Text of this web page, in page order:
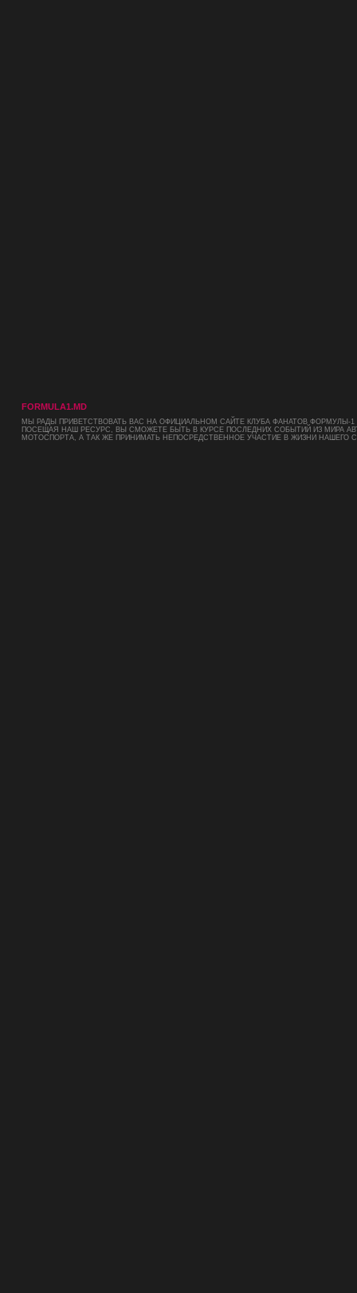
FORMULA1.MD
МЫ РАДЫ ПРИВЕТСТВОВАТЬ ВАС НА ОФИЦИАЛЬНОМ САЙТЕ КЛУБА ФАНАТОВ ФОРМУЛЫ-
ПОСЕЩАЯ НАШ РЕСУРС, ВЫ СМОЖЕТЕ БЫТЬ В КУРСЕ ПОСЛЕДНИХ СОБЫТИЙ ИЗ МИРА
МОТОСПОРТА, А ТАК ЖЕ ПРИНИМАТЬ НЕПОСРЕДСТВЕННОЕ УЧАСТИЕ В ЖИЗНИ НАШЕГО